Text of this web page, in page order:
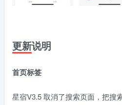
更新说明
首页标签
星宿V3.5 取消了搜索页面，把搜